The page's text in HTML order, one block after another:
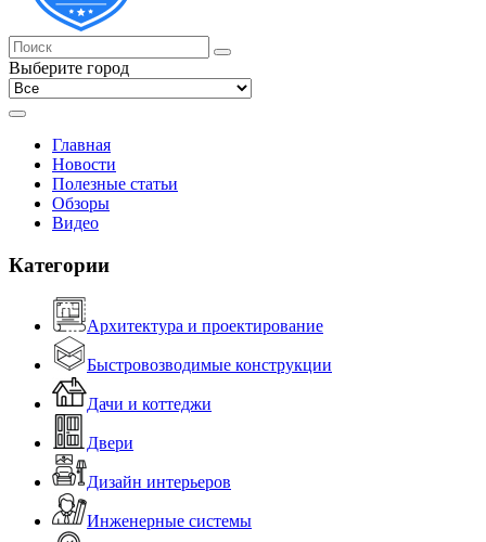
Выберите город
Главная
Новости
Полезные статьи
Обзоры
Видео
Категории
Архитектура и проектирование
Быстровозводимые конструкции
Дачи и коттеджи
Двери
Дизайн интерьеров
Инженерные системы